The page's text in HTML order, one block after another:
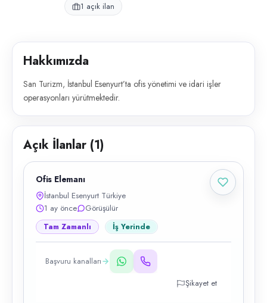
1 açık ilan
Hakkımızda
San Turizm, İstanbul Esenyurt’ta ofis yönetimi ve idari işler
operasyonları yürütmektedir.
Açık İlanlar (1)
Ofis Elemanı
İstanbul Esenyurt Türkiye
1 ay önce
Görüşülür
Tam Zamanlı İş Yerinde
Başvuru kanalları
Şikayet et